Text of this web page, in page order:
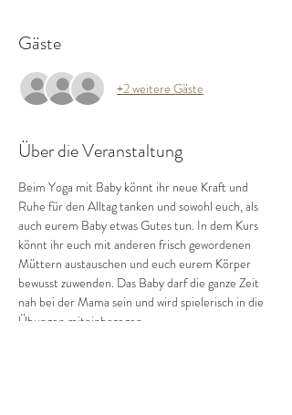
Gäste
+2 weitere Gäste
Über die Veranstaltung
Beim Yoga mit Baby könnt ihr neue Kraft und
Ruhe für den Alltag tanken und sowohl euch, als
auch eurem Baby etwas Gutes tun. In dem Kurs
könnt ihr euch mit anderen frisch gewordenen
Müttern austauschen und euch eurem Körper
bewusst zuwenden. Das Baby darf die ganze Zeit
nah bei der Mama sein und wird spielerisch in die
Übungen miteinbezogen.